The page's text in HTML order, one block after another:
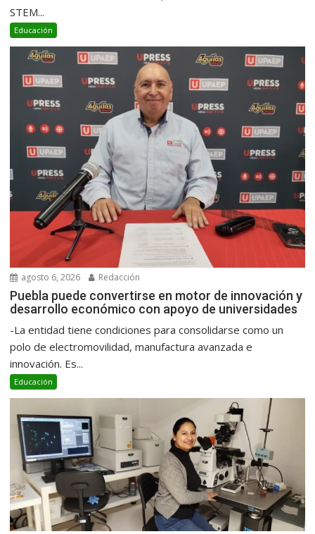
STEM...
Educación
agosto 6, 2026 Redacción
Puebla puede convertirse en motor de innovación y
desarrollo económico con apoyo de universidades
-La entidad tiene condiciones para consolidarse como un
polo de electromovilidad, manufactura avanzada e
innovación. Es...
Educación